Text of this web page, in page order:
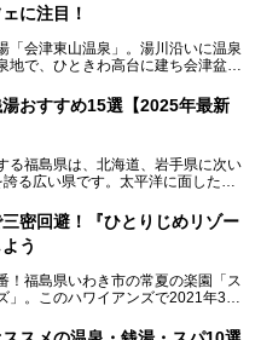
に注目！
「会津東山温泉」。湯川沿いに温泉
地で、ひときわ高台に建ち会津盆地
宿東鳳」です。
雲の湯」の2つ。いずれも素晴らし
美味しさも評判。人気のこのお宿の
します。
テルマネジメント株式会社【PR】
御宿東鳳のPR記事です。
おすすめ15選【2025年最新
る福島県は、北海道、岩手県に次い
る広い県です。太平洋に面した
猪苗代湖、五色沼、尾瀬湿原などが
変化に富んだ自然を楽しめるのが魅
週末旅行先としても人気の福島県。
しておきたい、評判のスーパー銭湯
三密回避！『ひとりじめリゾー
う
！福島県いわき市の常夏の楽園「ス
」。このハワイアンズで2021年3月
ました。